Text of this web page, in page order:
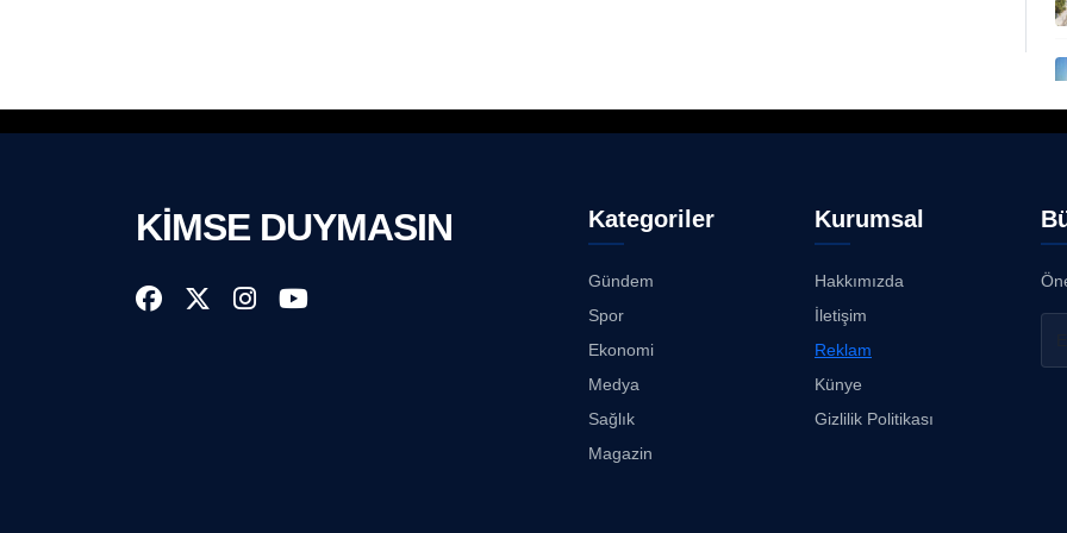
KİMSE DUYMASIN Kategoriler
Gündem
Spor
Ekonomi
Medya
Sağlık
Magazin
Kurumsal
Hakkımızda
İletişim
Reklam
Künye
Gizlilik Politikası